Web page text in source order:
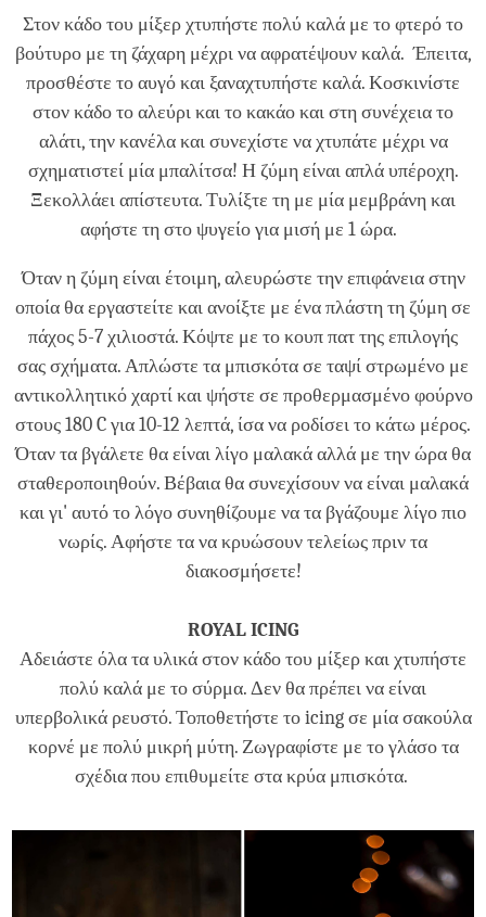
Στον κάδο του μίξερ χτυπήστε πολύ καλά με το φτερό το
βούτυρο με τη ζάχαρη μέχρι να αφρατέψουν καλά. Έπειτα,
προσθέστε το αυγό και ξαναχτυπήστε καλά. Κοσκινίστε
στον κάδο το αλεύρι και το κακάο και στη συνέχεια το
αλάτι, την κανέλα και συνεχίστε να χτυπάτε μέχρι να
σχηματιστεί μία μπαλίτσα! Η ζύμη είναι απλά υπέροχη.
Ξεκολλάει απίστευτα. Τυλίξτε τη με μία μεμβράνη και
αφήστε τη στο ψυγείο για μισή με 1 ώρα.
Όταν η ζύμη είναι έτοιμη, αλευρώστε την επιφάνεια στην
οποία θα εργαστείτε και ανοίξτε με ένα πλάστη τη ζύμη σε
πάχος 5-7 χιλιοστά. Κόψτε με το κουπ πατ της επιλογής
σας σχήματα. Απλώστε τα μπισκότα σε ταψί στρωμένο με
αντικολλητικό χαρτί και ψήστε σε προθερμασμένο φούρνο
στους 180 C για 10-12 λεπτά, ίσα να ροδίσει το κάτω μέρος.
Όταν τα βγάλετε θα είναι λίγο μαλακά αλλά με την ώρα θα
σταθεροποιηθούν. Βέβαια θα συνεχίσουν να είναι μαλακά
και γι' αυτό το λόγο συνηθίζουμε να τα βγάζουμε λίγο πιο
νωρίς. Αφήστε τα να κρυώσουν τελείως πριν τα
διακοσμήσετε!
ROYAL ICING
Αδειάστε όλα τα υλικά στον κάδο του μίξερ και χτυπήστε
πολύ καλά με το σύρμα. Δεν θα πρέπει να είναι
υπερβολικά ρευστό. Τοποθετήστε το icing σε μία σακούλα
κορνέ με πολύ μικρή μύτη. Ζωγραφίστε με το γλάσο τα
σχέδια που επιθυμείτε στα κρύα μπισκότα.